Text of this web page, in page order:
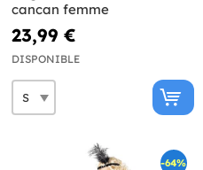
cancan femme
23,99 €
DISPONIBLE
-64%